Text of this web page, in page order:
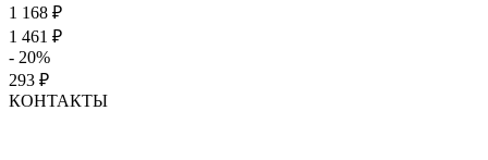
1 168 ₽
1 461 ₽
- 20%
293 ₽
КОНТАКТЫ